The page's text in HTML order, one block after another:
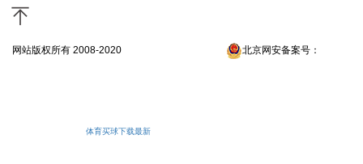
网站版权所有 2008-2020 北京网安备案号：
体育买球下载最新